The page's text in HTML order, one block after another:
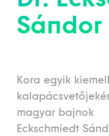
Sándor
Kora egyik
magyar bajnok
Eckschmiedt